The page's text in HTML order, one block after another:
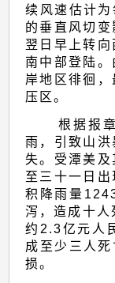
续风速估计
的垂直风切
翌日早上转
南中部登陆
岸地区徘徊
压区。
根据报
雨，引致山
失。受潭美及
至三十一日
积降雨量
泻，造成十
约2.3亿元人
成至少三人
损。